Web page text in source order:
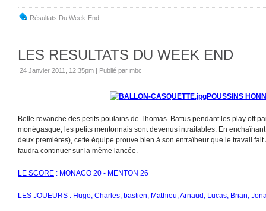
Résultats Du Week-End
LES RESULTATS DU WEEK END
24 Janvier 2011, 12:35pm | Publié par mbc
POUSSINS
Belle revanche des petits poulains de Thomas. Battus pendant les play off
monégasque, les petits mentonnais sont devenus intraitables. En
deux premières), cette équipe prouve bien à son entraîneur que le travail
faudra continuer sur la même lancée.
LE SCORE : MONACO 20 - MENTON 26
LES JOUEURS : Hugo, Charles, bastien, Mathieu, Arnaud, Lucas, Brian,